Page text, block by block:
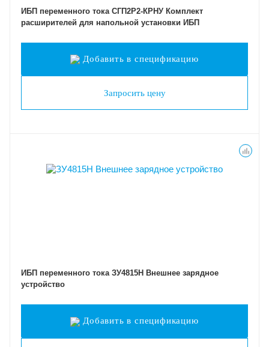
ИБП переменного тока СГП2Р2-КРНУ Комплект
расширителей для напольной установки ИБП
Добавить в спецификацию
Запросить цену
ИБП переменного тока ЗУ4815Н Внешнее зарядное
устройство
Добавить в спецификацию